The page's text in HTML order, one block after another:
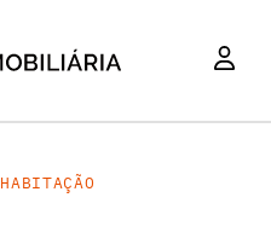
HABITAÇÃO